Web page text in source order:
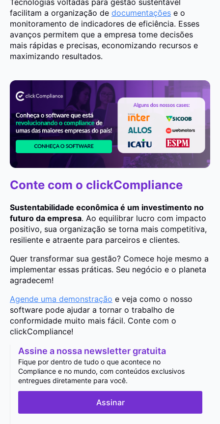
facilitam a organização de documentações e o
monitoramento de indicadores de eficiência. Esses
avanços permitem que a empresa tome decisões
mais rápidas e precisas, economizando recursos e
maximizando resultados.
Conte com o clickCompliance
Sustentabilidade econômica é um investimento no
futuro da empresa. Ao equilibrar lucro com impacto
positivo, sua organização se torna mais competitiva,
resiliente e atraente para parceiros e clientes.
Quer transformar sua gestão? Comece hoje mesmo a
implementar essas práticas. Seu negócio e o planeta
agradecem!
Agende uma demonstração e veja como o nosso
software pode ajudar a tornar o trabalho de
conformidade muito mais fácil. Conte com o
clickCompliance!
Assine a nossa newsletter gratuita
Fique por dentro de tudo o que acontece no
Compliance e no mundo, com conteúdos exclusivos
entregues diretamente para você.
Assinar